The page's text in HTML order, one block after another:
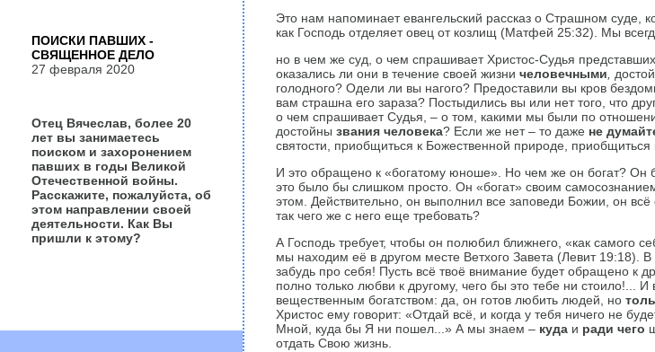
Это нам напоминает евангельский рассказ о Страшном суде,
как Господь отделяет овец от козлищ (Матфей 25:32). Мы
но в чем же суд, о чем спрашивает Христос-Судья
оказались ли они в течение своей жизни человечными
голодного? Одели ли вы нагого? Предоставили вы кров
вам страшна его зараза? Постыдились вы или нет того, что
о чем спрашивает Судья, – о том, какими мы были по
достойны звания человека? Если же нет – то даже не
святости, приобщиться к Божественной природе, приобщиться
И это обращено к «богатому юноше». Но чем же он богат? Он
это было бы слишком просто. Он «богат» своим
этом. Действительно, он выполнил все заповеди Божии, он всё
так чего же с него еще требовать?
А Господь требует, чтобы он полюбил ближнего, «как самого
мы находим её в другом месте Ветхого Завета (Левит 19:18). В
забудь про себя! Пусть всё твоё внимание будет обращено к
полно только любви к другому, чего бы это тебе ни стоило!...
вещественным богатством: да, он готов любить людей, но
Христос ему говорит: «Отдай всё, и когда у тебя ничего не
Мной, куда бы Я ни пошел...» А мы знаем – кудаи ради чего
отдать Свою жизнь.
ПОИСКИ ПАВШИХ -
СВЯЩЕННОЕ ДЕЛО
27 февраля 2020
Отец Вячеслав, более 20
лет вы занимаетесь
поиском и захоронением
павших в годы Великой
Отечественной войны.
Расскажите, пожалуйста, об
этом направлении своей
деятельности. Как Вы
пришли к этому?